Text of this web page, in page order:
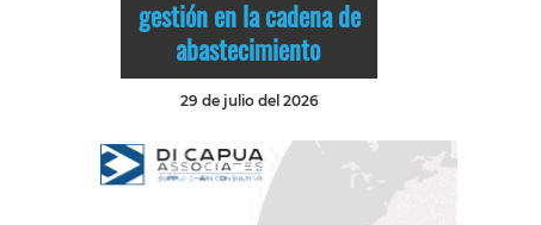
gestión en la cadena de
abastecimiento
29 de julio del 2026